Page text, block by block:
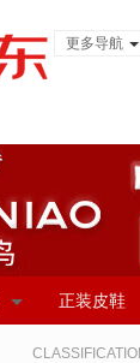
更多导航
正装皮鞋